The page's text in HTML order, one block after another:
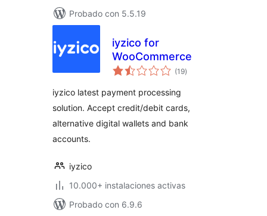
Probado con 5.5.19
iyzico for
WooCommerce
(19valoraciones
en
)
iyzico latest payment processing
solution. Accept credit/debit cards,
alternative digital wallets and bank
accounts.
iyzico
10.000+ instalaciones activas
Probado con 6.9.6